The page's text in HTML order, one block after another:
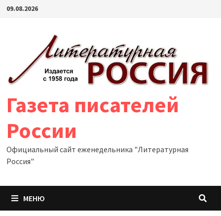
Перейти
09.08.2026
Газета писателей
России
Официальный сайт еженедельника "Литературная
Россия"
МЕНЮ